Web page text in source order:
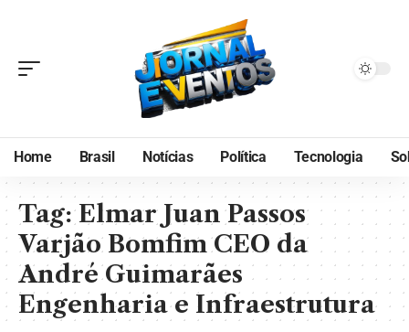
Home Brasil Notícias Política Tecnologia
Tag:Elmar Juan Passos
Varjão Bomfim CEO da
André Guimarães
Engenharia e Infraestrutura